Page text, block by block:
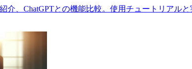
介、ChatGPTとの機能比較。使用チュートリアル